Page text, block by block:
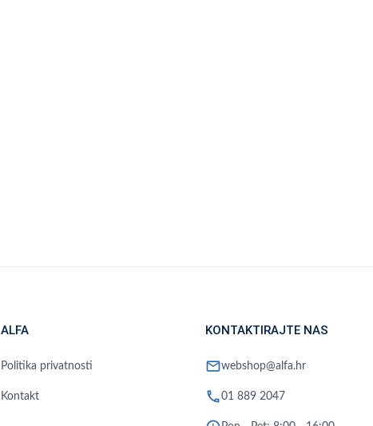
ALFA
Politika privatnosti
Kontakt
KONTAKTIRAJTE NAS
mailwebshop@alfa.hr
phone01 889 2047